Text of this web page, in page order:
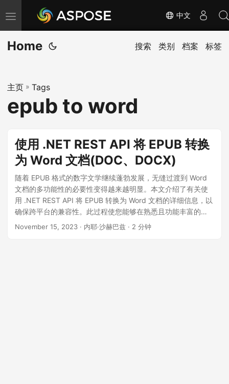
切
换
导
中文
Home 搜索 类别 档案 标签
主页 » Tags
epub to word
使用 .NET REST API 将 EPUB 转换
为 Word 文档(DOC、DOCX)
随着 EPUB 格式的数字文学继续蓬勃发展，无缝过渡到 Word
文档的多功能性的必要性变得越来越明显。本文介绍了有关使
用 .NET REST API 将 EPUB 转换为 Word 文档的详细信息，以
确保跨平台的兼容性。此过程使您能够在熟悉且功能丰富的
Microsoft Word 环境中灵活地编辑、协作和呈现内容。
November 15, 2023 · 内耶·沙赫巴兹 · 2 分钟